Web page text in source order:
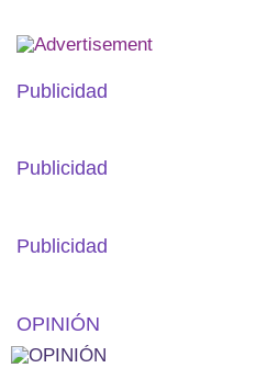
Publicidad
Publicidad
Publicidad
OPINIÓN